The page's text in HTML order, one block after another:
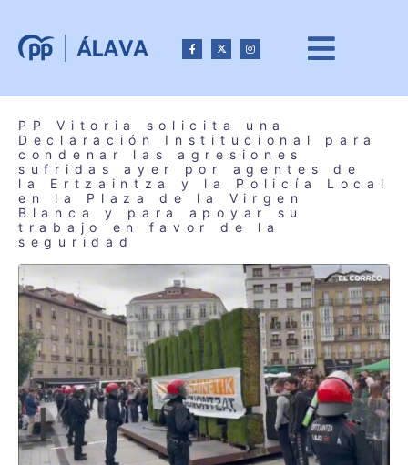
PP Vitoria solicita una
Declaración Institucional para
condenar las agresiones
sufridas ayer por agentes de
la Ertzaintza y la Policía Local
en la Plaza de la Virgen
Blanca y para apoyar su
trabajo en favor de la
seguridad